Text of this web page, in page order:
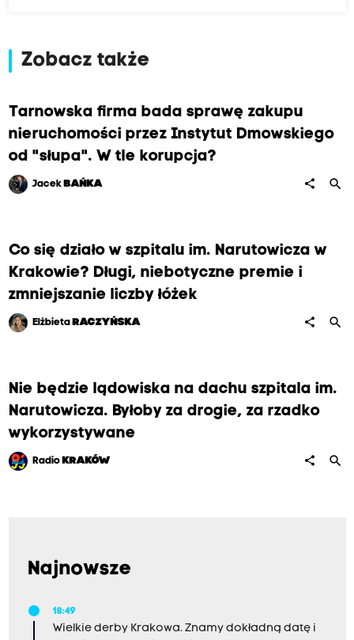
Zobacz także
Tarnowska firma bada sprawę zakupu
nieruchomości przez Instytut Dmowskiego
od "słupa". W tle korupcja?
Jacek BAŃKA share search
Co się działo w szpitalu im. Narutowicza w
Krakowie? Długi, niebotyczne premie i
zmniejszanie liczby łóżek
Elżbieta RACZYŃSKA share search
Nie będzie lądowiska na dachu szpitala im.
Narutowicza. Byłoby za drogie, za rzadko
wykorzystywane
Radio KRAKÓW share search
Najnowsze
18:49
Wielkie derby Krakowa. Znamy dokładną datę i